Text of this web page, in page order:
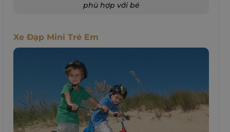
phù hợp với bé
Xe Đạp Mini Trẻ Em